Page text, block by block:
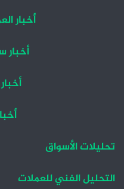
أخبار
أخبار
تحليلات الأسواق
التحليل الفني للعملات